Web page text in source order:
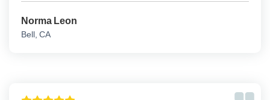
Norma Leon
Bell, CA